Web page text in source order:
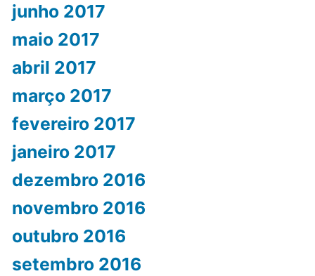
junho 2017
maio 2017
abril 2017
março 2017
fevereiro 2017
janeiro 2017
dezembro 2016
novembro 2016
outubro 2016
setembro 2016